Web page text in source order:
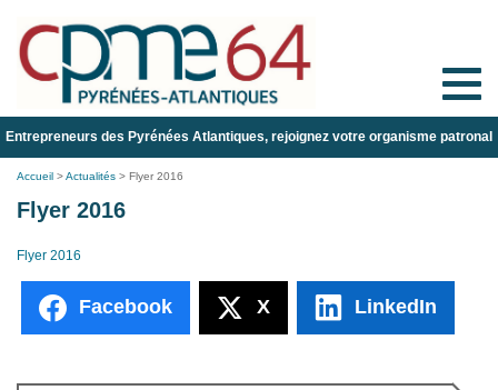
Toggle
Entrepreneurs des Pyrénées Atlantiques, rejoignez votre organisme patronal
Accueil >Actualités > Flyer 2016
Flyer 2016
Flyer 2016
Facebook X LinkedIn